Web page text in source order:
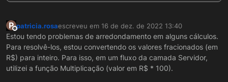
P
Offline
patricia.rosaescreveu em 16 de dez. de 2022 13:40
última edição por
Estou tendo problemas de arredondamento em alguns cálculos.
Para resolvê-los, estou convertendo os valores fracionados (em
R$) para inteiro. Para isso, em um fluxo da camada Servidor,
utilizei a função Multiplicação (valor em R$ * 100).